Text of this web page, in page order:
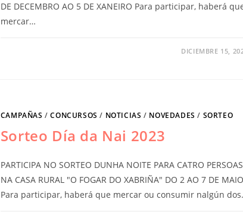
DE DECEMBRO AO 5 DE XANEIRO Para participar, haberá
mercar…
DICIEMBRE 15,
CAMPAÑAS /CONCURSOS / NOTICIAS / NOVEDADES / SORTEO
Sorteo Día da Nai 2023
PARTICIPA NO SORTEO DUNHA NOITE PARA CATRO PERSOAS
NA CASA RURAL "O FOGAR DO XABRIÑA" DO 2 AO 7 DE MAIO
Para participar, haberá que mercar ou consumir nalgún